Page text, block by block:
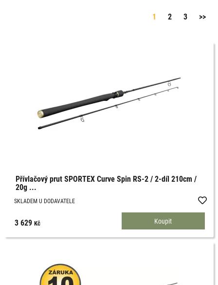
1 2 3 >>
Přívlačový prut SPORTEX Curve Spin RS-2 / 2-díl 210cm /
20g ...
SKLADEM U DODAVATELE
3 629Kč